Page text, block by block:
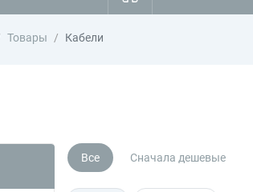
Товары Кабели
Все Сначала дешевые